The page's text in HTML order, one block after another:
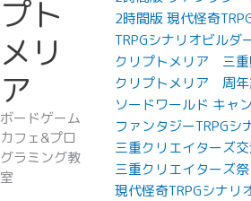
プト
メリ
ア
ボードゲーム
カフェ&プロ
グラミング教
室
2時間版 現代怪奇
TRPGシナリオビルダ
クリプトメリア 三重
クリプトメリア 周年
ソードワールド キャ
ファンタジーTRPGシ
三重クリエイターズ
三重クリエイターズ
現代怪奇TRPGシナリ